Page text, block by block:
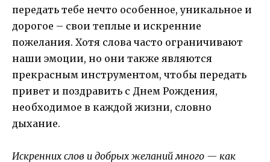
передать тебе нечто особенное, уникальное и
дорогое – свои теплые и искренние
пожелания. Хотя слова часто ограничивают
наши эмоции, но они также являются
прекрасным инструментом, чтобы передать
привет и поздравить с Днем Рождения,
необходимое в каждой жизни, словно
дыхание.
Искренних слов и добрых желаний много — как